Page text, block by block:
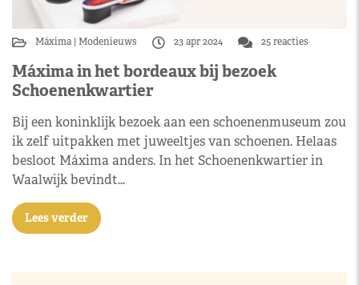
Máxima Modenieuws 23 apr 2024 25 reacties
Máxima in het bordeaux bij bezoek
Schoenenkwartier
Bij een koninklijk bezoek aan een schoenenmuseum zou
ik zelf uitpakken met juweeltjes van schoenen. Helaas
besloot Máxima anders. In het Schoenenkwartier in
Waalwijk bevindt…
Lees verder